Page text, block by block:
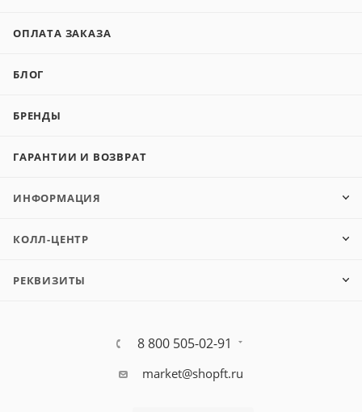
ОПЛАТА ЗАКАЗА
БЛОГ
БРЕНДЫ
ГАРАНТИИ И ВОЗВРАТ
ИНФОРМАЦИЯ
КОЛЛ-ЦЕНТР
РЕКВИЗИТЫ
8 800 505-02-91
market@shopft.ru